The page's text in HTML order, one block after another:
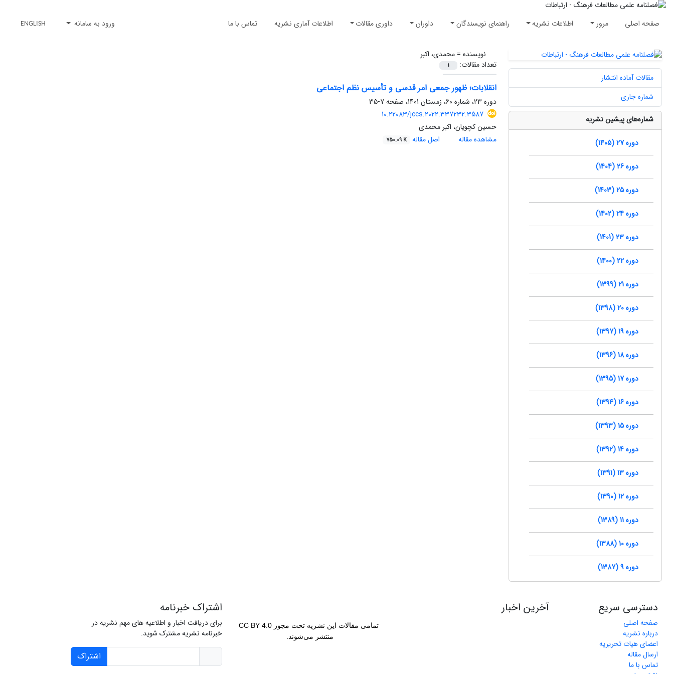
صفحه اصلی مرور اطلاعات نشریه راهنمای نویسندگان داوران داوری مقالات اطلاعات آماری نشریه تماس با ما ورود به سامانه ENGLISH
نویسنده =محمدی، اکبر
تعداد مقالات:
1
انقلابات؛ ظهور جمعی امر قدسی و تأسیس نظم اجتماعی
دوره 23، شماره 60، زمستان 1401، صفحه
7-35
10.22083/jccs.2022.337232.3587
حسین کچویان، اکبر محمدی
مشاهده مقاله
اصل مقاله 750.09 K
مقالات آماده انتشار
شماره جاری
شماره‌های پیشین نشریه
دوره 27 (1405)
دوره 26 (1404)
دوره 25 (1403)
دوره 24 (1402)
دوره 23 (1401)
دوره 22 (1400)
دوره 21 (1399)
دوره 20 (1398)
دوره 19 (1397)
دوره 18 (1396)
دوره 17 (1395)
دوره 16 (1394)
دوره 15 (1393)
دوره 14 (1392)
دوره 13 (1391)
دوره 12 (1390)
دوره 11 (1389)
دوره 10 (1388)
دوره 9 (1387)
دسترسی سریع
صفحه اصلی
درباره نشریه
اعضای هیات تحریریه
ارسال مقاله
تماس با ما
آخرین اخبار
تمامی مقالات این نشریه تحت مجوز CC BY 4.0
منتشر می‌شوند.
اشتراک خبرنامه
برای دریافت اخبار و اطلاعیه های مهم نشریه در
خبرنامه نشریه مشترک شوید.
اشتراک